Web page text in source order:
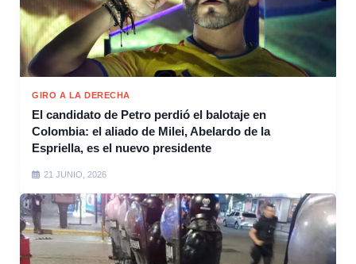
GIRO A LA DERECHA
El candidato de Petro perdió el balotaje en
Colombia: el aliado de Milei, Abelardo de la
Espriella, es el nuevo presidente
21 JUNIO, 2026